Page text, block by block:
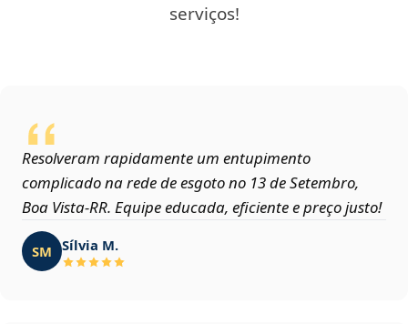
serviços!
Resolveram rapidamente um entupimento
complicado na rede de esgoto no 13 de Setembro,
Boa Vista‑RR. Equipe educada, eficiente e preço justo!
SM Sílvia M.